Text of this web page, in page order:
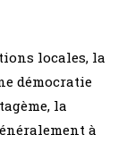
locales, la
démocratie
la
à